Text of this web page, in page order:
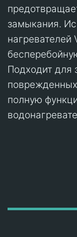
замыкания.
нагревателей
Подходит для
полную